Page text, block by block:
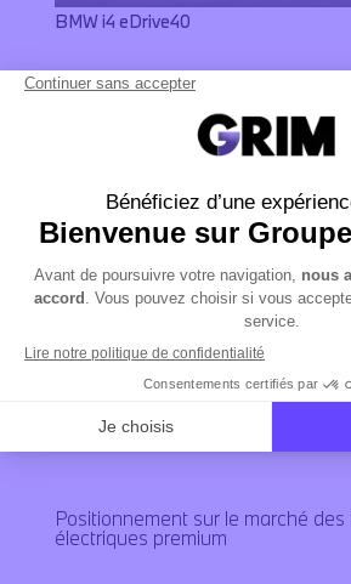
BMW i4 eDrive40
Confort et habitabilité
se distingue par un
À bord :
Isolation phonique renforcée
Coffre de 470 litres, extensible
Habitabilité adaptée aux familles
Positionnement sur le marché des
électriques premium